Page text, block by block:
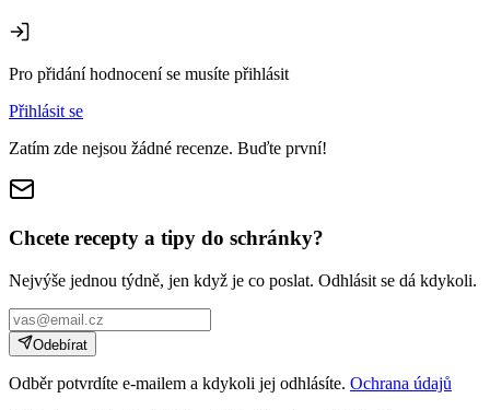
Pro přidání hodnocení se musíte přihlásit
Přihlásit se
Zatím zde nejsou žádné recenze. Buďte první!
Chcete recepty a tipy do schránky?
Nejvýše jednou týdně, jen když je co poslat. Odhlásit se dá kdykoli.
Odebírat
Odběr potvrdíte e-mailem a kdykoli jej odhlásíte. Ochrana údajů